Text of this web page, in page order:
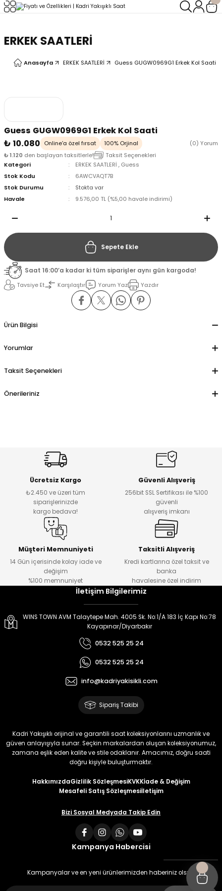
ERKEK SAATLERİ
Anasayfa ERKEK SAATLERİ Guess GUGW0969G1 Erkek Kol Saati
Guess GUGW0969G1 Erkek Kol Saati
₺ 10.080
Online'a özel fırsat 100% Orjinal
(0) Yorum
₺ 1.120 den başlayan taksitlerle!
Taksit Seçenekleri
Kategori
ERKEK SAATLERİ , Guess
Stok Kodu
6AWCVAQT7B
Stok Durumu
Stokta var
Havale
9.576,00 TL (%5,00 havale indirimi)
Sepete Ekle
Saat 16:00’a kadar ki tüm siparişler aynı gün kargoda!
Tavsiye Et
Karşılaştır Yorum Yaz Yazdır
Ürün Bilgisi
Yorumlar
Taksit Seçenekleri
Önerileriniz
Ücretsiz Kargo
₺2.450 ve üzeri tüm
siparişlerinizde
kargo bedava!
Güvenli Alışveriş
256bit SSL Sertifikası ile %100
güvenli
alışveriş imkanı
Müşteri Memnuniyeti
14 Gün içerisinde kolay iade ve
değişim
%100 memnuniyet
Taksitli Alışveriş
Kredi kartlarına özel taksit ve
banka
havalesine özel indirim
İletişim Bilgilerimiz
WINS TOWN AVM Talaytepe Mah. 4005 Sk. No:1/A 183 İç Kapı No:78
Kayapınar/Diyarbakır
0532 525 25 24
0532 525 25 24
info@kadriyakisikli.com
Sipariş Takibi
Kadri Yakışıklı orijinal ve garantili saat koleksiyonlarını uzmanlık ve
güven anlayışıyla sunar. Seçkin markalardan oluşan koleksiyonumuz,
zamana eşlik eden kalite ve stile odaklanır. Amacımız, doğru saati
doğru kişiyle buluşturmaktır.
HakkımızdaGizlilik SözleşmesiKVKKİade & Değişim
Mesafeli Satış Sözleşmesiİletişim
Bizi Sosyal Medyada Takip Edin
Kampanya Habercisi
Kampanyalar ve en yeni ürünlerimizden haberiniz olsun
Geri Dön
Geri Dön